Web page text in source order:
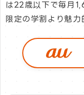
は22歳以下で毎月
限定の学割より魅力